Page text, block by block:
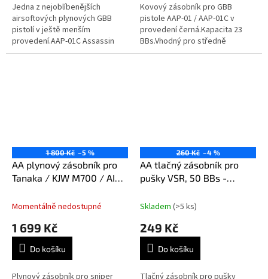
Jedna z nejoblíbenějších
airsoftových plynových GBB
pistolí v ještě menším
provedení.AAP-01C Assassin
Compact GBB od Action
Kovový zásobník pro GBB
pistole AAP-01 / AAP-01C v
provedení černá.Kapacita 23
BBs.Vhodný pro středně
silné plyny typu Green
1 800 Kč –5 %
AA plynový zásobník pro
Tanaka / KJW M700 / AICS
Momentálně nedostupné
1 699 Kč
Do košíku
Plynový zásobník pro sniper
260 Kč –4 %
AA tlačný zásobník pro
pušky VSR, 50 BBs -
Skladem (>5 ks)
249 Kč
Do košíku
Tlačný zásobník pro pušky